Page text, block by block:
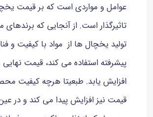
عوامل و مواردی است که بر قیمت
تاثیرگذار است. از آنجایی که برندهای
تولید یخچال ها از مواد با کیفیت و
پیشرفته استفاده می کند، قیمت
افزایش یابد. طبعیتا هرچه کیفیت
قیمت نیز افزایش پیدا می کند و در